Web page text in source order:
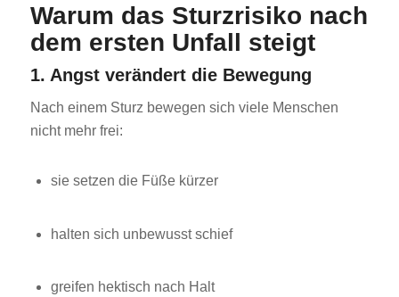
Warum das Sturzrisiko nach
dem ersten Unfall steigt
1. Angst verändert die Bewegung
Nach einem Sturz bewegen sich viele Menschen
nicht mehr frei:
sie setzen die Füße kürzer
halten sich unbewusst schief
greifen hektisch nach Halt